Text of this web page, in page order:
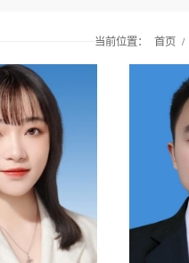
当前位置： 首页 /